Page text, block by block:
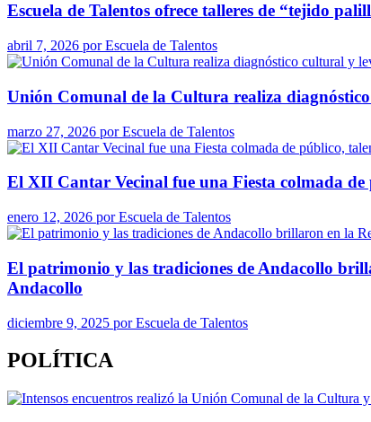
Escuela de Talentos ofrece talleres de “tejido
abril 7, 2026 porEscuela de Talentos
Unión Comunal de la Cultura realiza
marzo 27, 2026 porEscuela de Talentos
El XII Cantar Vecinal fue una Fiesta colmada de
enero 12, 2026 porEscuela de Talentos
El patrimonio y las tradiciones de Andacollo
Andacollo
diciembre 9, 2025 porEscuela de Talentos
POLÍTICA